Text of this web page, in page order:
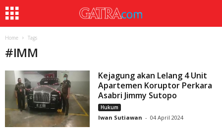
Home Tags
#IMM
Kejagung akan Lelang 4 Unit
Apartemen Koruptor Perkara
Asabri Jimmy Sutopo
Hukum
Iwan Sutiawan - 04 April 2024